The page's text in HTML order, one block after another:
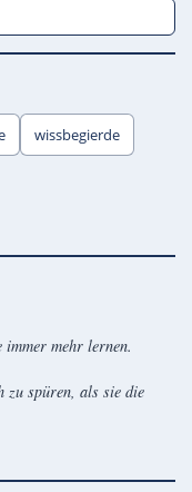
wissbegierde
mehr lernen.
spüren, als sie die